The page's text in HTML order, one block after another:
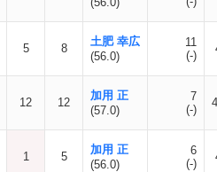
5 8
土肥 幸広
(56.0)
11
(-)
12 12
加用 正
(57.0)
7
(-)
1 5
加用 正
(56.0)
6
(-)